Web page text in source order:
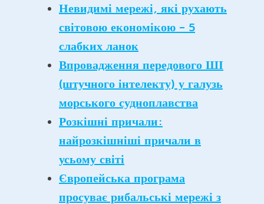
Невидимі мережі, які рухають
світовою економікою – 5
слабких ланок
Впровадження передового ШІ
(штучного інтелекту) у галузь
морського судноплавства
Розкішні причали:
найрозкішніші причали в
усьому світі
Європейська програма
просуває рибальські мережі з